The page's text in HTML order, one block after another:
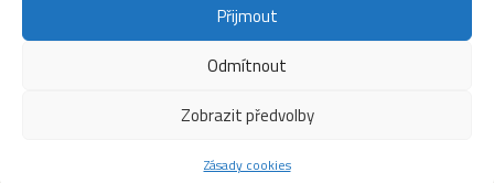
Přijmout
Odmítnout
Zobrazit předvolby
Zásady cookies
Webové stránky Archivu bezpečnostních složek jsou autorským dílem chráněným zákonem č.
některých zákonů (autorský zákon). Jakékoliv použití obsahu těchto stránek včetně jmenných
evidencí v archivních a registračních protokolech a evidencí příslušníků a zaměstnanců
obsah webových stránek či jakoukoliv jeho část zveřejňovat na jiných internetových